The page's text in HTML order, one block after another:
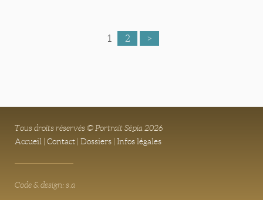
1 2 >
Tous droits réservés © Portrait Sépia 2026
Accueil | Contact | Dossiers | Infos légales
Code & design: s.a